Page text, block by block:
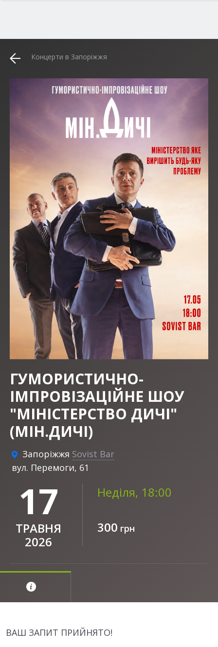
Концерти в Запоріжжя
ГУМОРИСТИЧНО-
ІМПРОВІЗАЦІЙНЕ ШОУ
"МІНІСТЕРСТВО ДИЧІ"
(МІН.ДИЧІ)
Запоріжжя Sovist Bar
вул. Перемоги, 61
17
ТРАВНЯ
2026
Неділя, 18:00
300 грн
ВАШ ЗАПИТ ПРИЙНЯТО!